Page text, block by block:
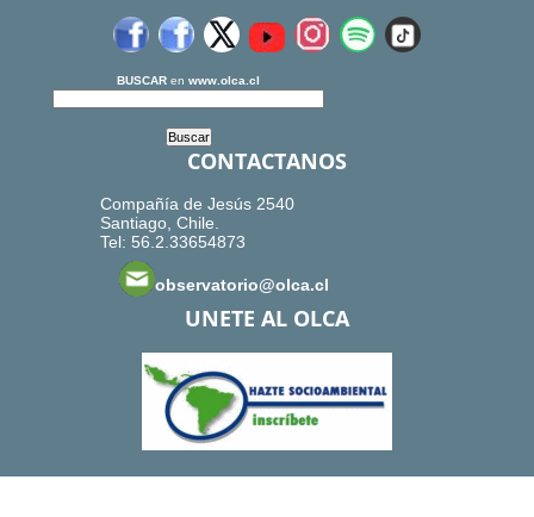
BUSCAR en www.olca.cl
CONTACTANOS
Compañía de Jesús 2540
Santiago, Chile.
Tel: 56.2.33654873
observatorio@olca.cl
UNETE AL OLCA